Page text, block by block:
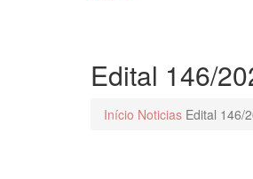
Edital 146/
Início Noticias Edital 146/